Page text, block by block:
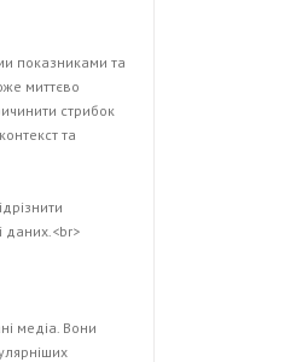
показниками та
миттєво
стрибок
та
даних.<br>
медіа. Вони